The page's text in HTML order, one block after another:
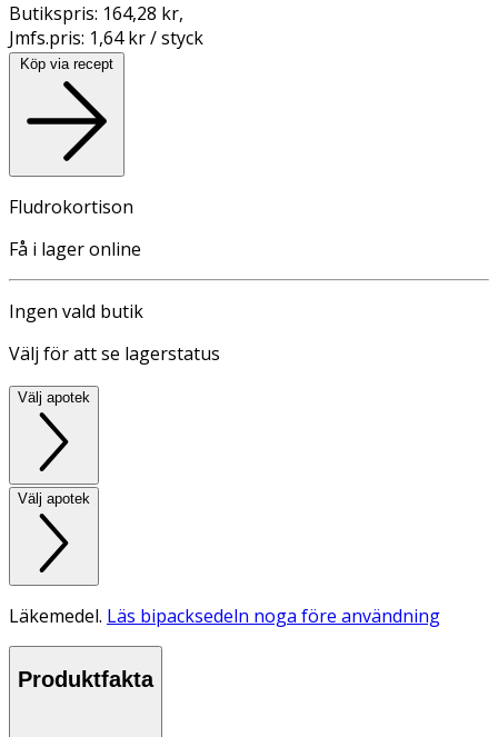
Butikspris: 164,28 kr,
Jmfs.pris: 1,64 kr / styck
Köp via recept
Fludrokortison
Få i lager online
Ingen vald butik
Välj för att se lagerstatus
Välj apotek
Välj apotek
Läkemedel. Läs bipacksedeln noga före användning
Produktfakta